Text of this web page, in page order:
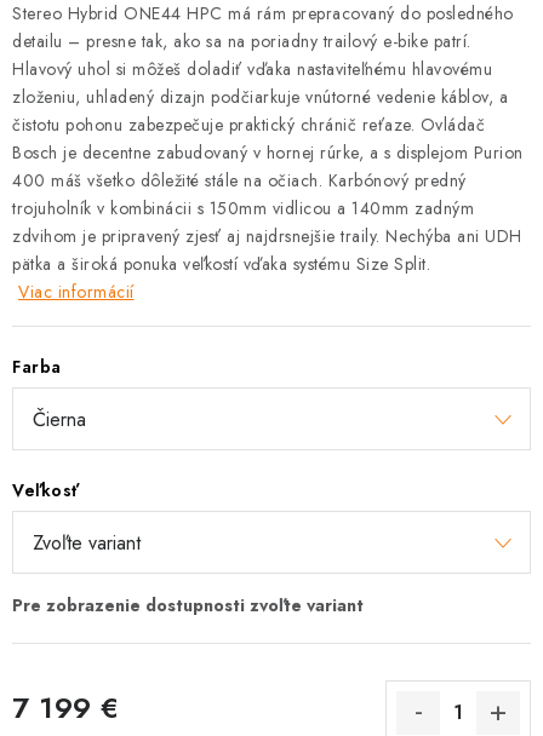
Stereo Hybrid ONE44 HPC má rám prepracovaný do posledného
detailu – presne tak, ako sa na poriadny trailový e-bike patrí.
Hlavový uhol si môžeš doladiť vďaka nastaviteľnému hlavovému
zloženiu, uhladený dizajn podčiarkuje vnútorné vedenie káblov, a
čistotu pohonu zabezpečuje praktický chránič reťaze. Ovládač
Bosch je decentne zabudovaný v hornej rúrke, a s displejom Purion
400 máš všetko dôležité stále na očiach. Karbónový predný
trojuholník v kombinácii s 150mm vidlicou a 140mm zadným
zdvihom je pripravený zjesť aj najdrsnejšie traily. Nechýba ani UDH
pätka a široká ponuka veľkostí vďaka systému Size Split.
Viac informácií
Farba
Veľkosť
7 199 €